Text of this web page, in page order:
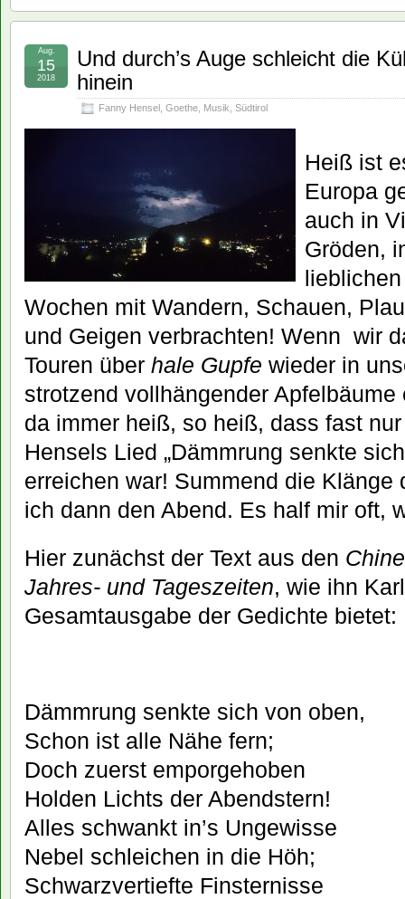
Und durch’s Auge schleicht die
hinein
Fanny Hensel Goethe Musik Südtirol
Aug.
15
2018
Heiß ist
Europa
auch in
Gröden,
Wochen mit Wandern, Schauen,
und Geigen verbrachten! Wenn wir
Touren über hale Gupfe wieder in
strotzend vollhängender
da immer heiß, so heiß, dass fast
Hensels Lied „Dämmrung senkte
erreichen war! Summend die Klänge
ich dann den Abend. Es half mir oft,
Hier zunächst der Text aus den
Jahres- und Tageszeiten, wie ihn
Gesamtausgabe der Gedichte bietet:
Dämmrung senkte sich von oben,
Schon ist alle Nähe fern;
Doch zuerst emporgehoben
Holden Lichts der Abendstern!
Alles schwankt in’s Ungewisse
Nebel schleichen in die Höh;
Schwarzvertiefte Finsternisse